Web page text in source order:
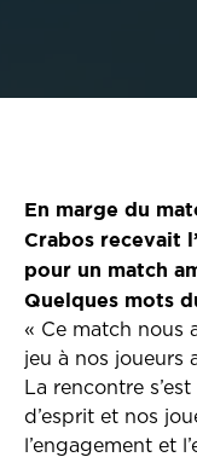
En marge du
Crabos recevait
pour un match
Quelques mots
« Ce match nous
jeu à nos joueurs
La rencontre
d’esprit et nos
l’engagement et